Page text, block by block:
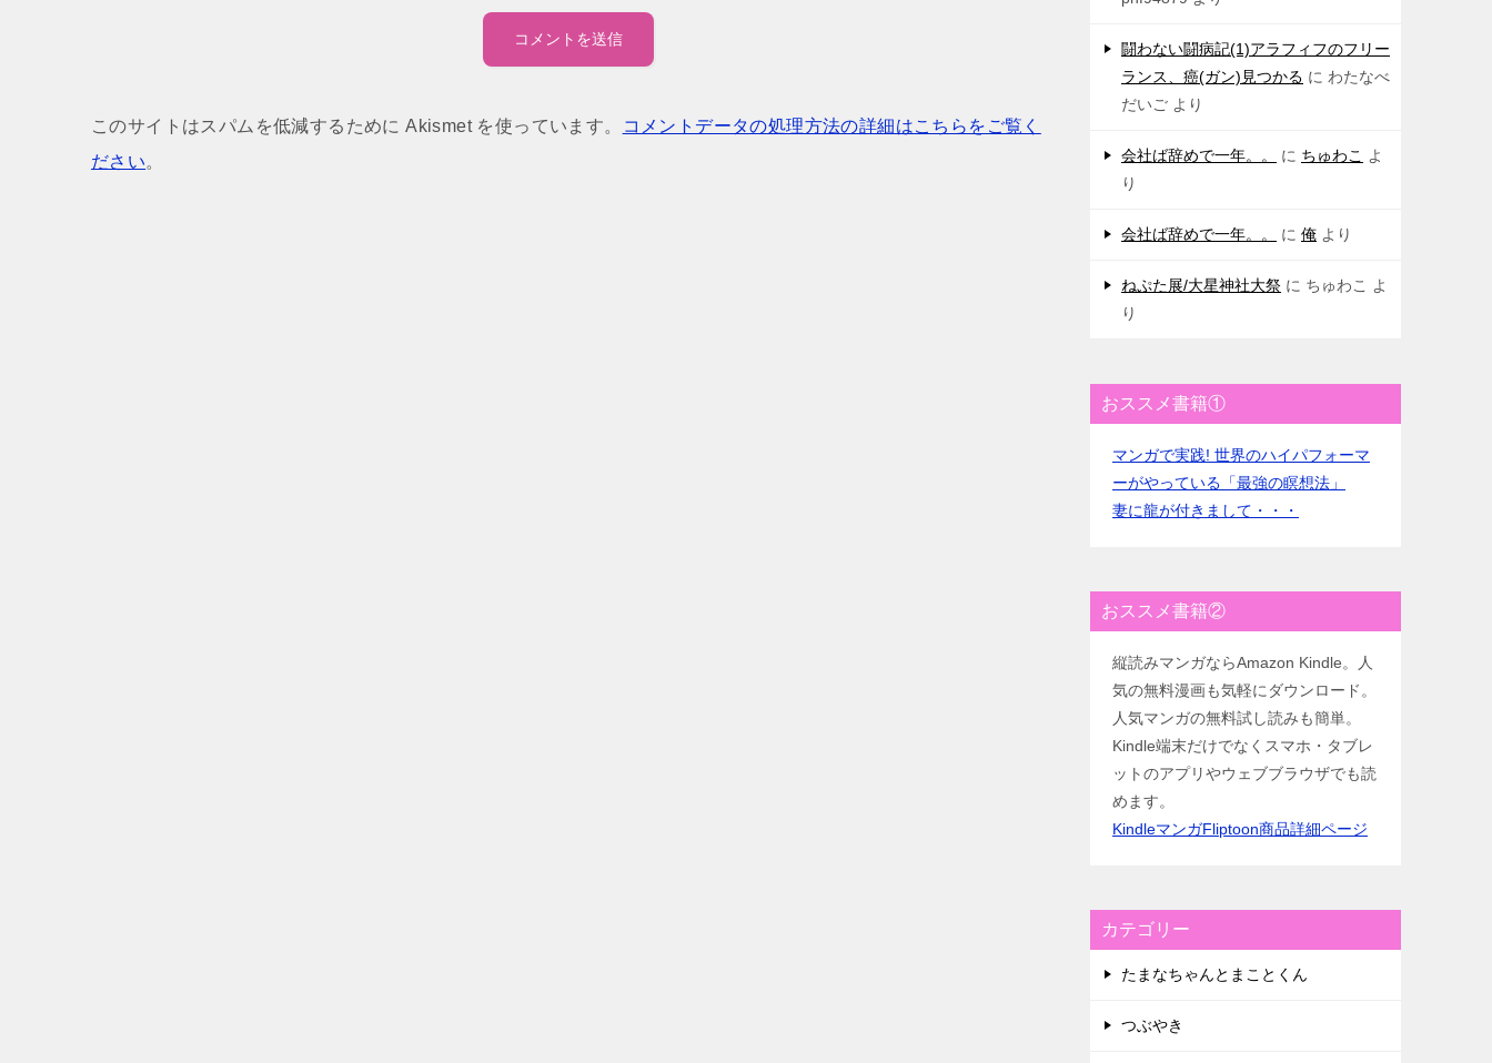
このサイトはスパムを低減するために Akismet を使っています。
コメントデータの処理方法の詳細はこちらをご覧く
ださい。
闘わない闘病記(1)アラフィフのフリー
ランス、癌(ガン)見つかる に わたなべ
だいご より
会社ば辞めで一年。。 に ちゅわこ
よ
り
会社ば辞めで一年。。 に 俺 より
ねぷた展/大星神社大祭 に ちゅわこ
よ
り
おススメ書籍①
マンガで実践! 世界のハイパフォーマ
ーがやっている「最強の瞑想法」
妻に龍が付きまして・・・
おススメ書籍②
縦読みマンガならAmazon Kindle。人
気の無料漫画も気軽にダウンロード。
人気マンガの無料試し読みも簡単。
Kindle端末だけでなくスマホ・タブレ
ットのアプリやウェブブラウザでも読
めます。
KindleマンガFliptoon商品詳細ページ
カテゴリー
たまなちゃんとまことくん
つぶやき